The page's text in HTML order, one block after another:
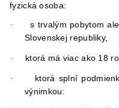
fyzická osoba:
·
s trvalým pobytom
Slovenskej republiky,
· ktorá má viac ako 18
·
ktorá splní
výnimkou: